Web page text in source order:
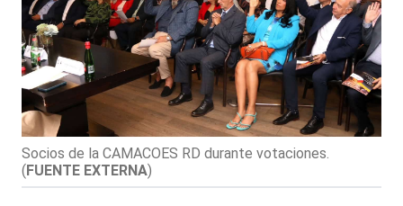
Socios de la CAMACOES RD durante votaciones.
( FUENTE EXTERNA)